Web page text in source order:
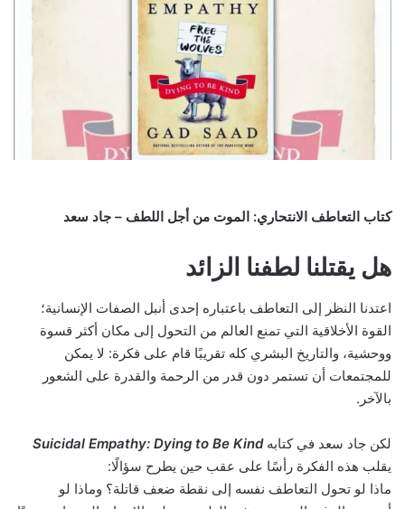
كتاب التعاطف الانتحاري: الموت من أجل اللطف – جاد سعد
هل يقتلنا لطفنا الزائد
اعتدنا النظر إلى التعاطف باعتباره إحدى أنبل الصفات الإنسانية؛
القوة الأخلاقية التي تمنع العالم من التحول إلى مكان أكثر قسوة
ووحشية، والتاريخ البشري كله تقريبًا قام على فكرة: لا يمكن
للمجتمعات أن تستمر دون قدر من الرحمة والقدرة على الشعور
بالآخر.
لكن جاد سعد في كتابهSuicidal Empathy: Dying to Be Kind
يقلب هذه الفكرة رأسًا على عقب حين يطرح سؤالًا:
ماذا لو تحول التعاطف نفسه إلى نقطة ضعف قاتلة؟ وماذا لو